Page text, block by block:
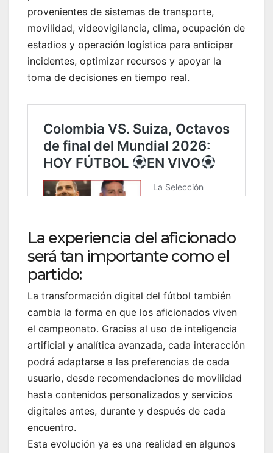
provenientes de sistemas de transporte,
movilidad, videovigilancia, clima, ocupación de
estadios y operación logística para anticipar
incidentes, optimizar recursos y apoyar la
toma de decisiones en tiempo real.
La experiencia del aficionado
será tan importante como el
partido:
La transformación digital del fútbol también
cambia la forma en que los aficionados viven
el campeonato. Gracias al uso de inteligencia
artificial y analítica avanzada, cada interacción
podrá adaptarse a las preferencias de cada
usuario, desde recomendaciones de movilidad
hasta contenidos personalizados y servicios
digitales antes, durante y después de cada
encuentro.
Esta evolución ya es una realidad en algunos